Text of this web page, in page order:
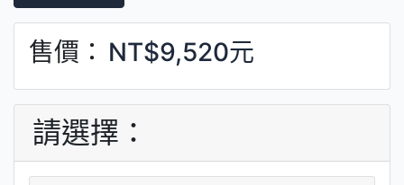
售價： NT$9,520元
請選擇：